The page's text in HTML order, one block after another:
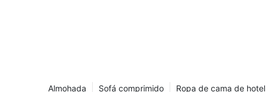
Ropa de cama de hotel
Sofá comprimido
Almohada